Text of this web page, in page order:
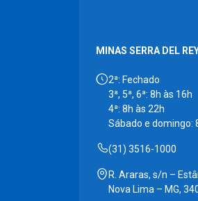
MINAS SERRA DEL
2ª: Fechado
3ª, 5ª, 6ª: 8h às 16h
4ª: 8h às 22h
Sábado e domingo:
(31) 3516-1000
R. Araras, s/n –
Nova Lima – MG,